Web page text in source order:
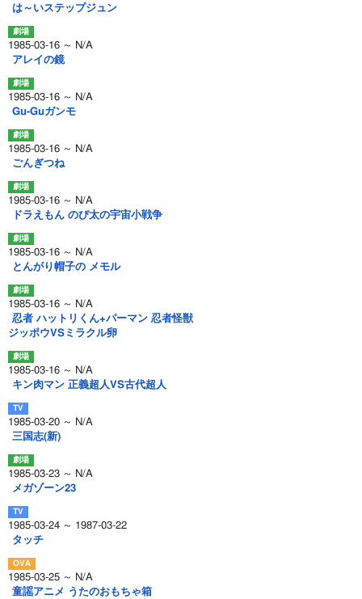
は～いステップジュン
1985-03-16 ～ N/A
アレイの鏡
1985-03-16 ～ N/A
Gu-Guガンモ
1985-03-16 ～ N/A
ごんぎつね
1985-03-16 ～ N/A
ドラえもん のび太の宇宙小戦争
1985-03-16 ～ N/A
とんがり帽子の メモル
1985-03-16 ～ N/A
忍者 ハットリくん+パーマン 忍者怪獣
ジッポウVSミラクル卵
1985-03-16 ～ N/A
キン肉マン 正義超人VS古代超人
1985-03-20 ～ N/A
三国志(新)
1985-03-23 ～ N/A
メガゾーン23
1985-03-24 ～ 1987-03-22
タッチ
1985-03-25 ～ N/A
童謡アニメ うたのおもちゃ箱